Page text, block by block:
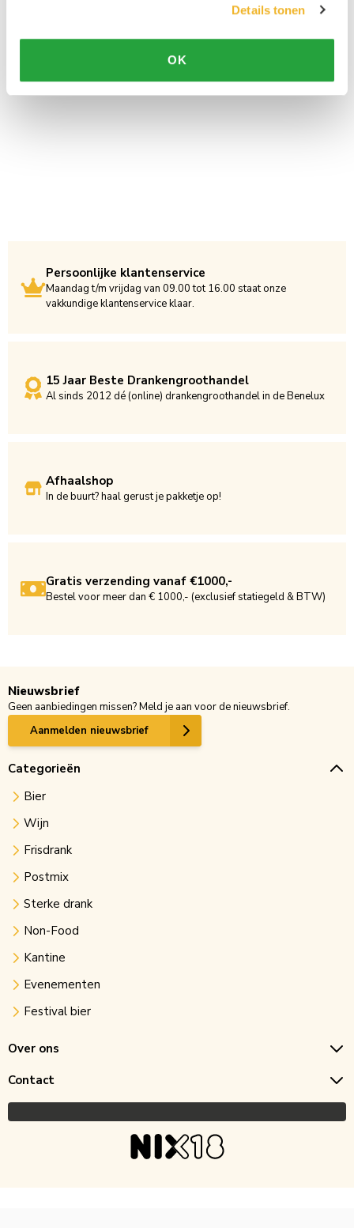
Details tonen
OK
Persoonlijke klantenservice
Maandag t/m vrijdag van 09.00 tot 16.00 staat onze
vakkundige klantenservice klaar.
15 Jaar Beste Drankengroothandel
Al sinds 2012 dé (online) drankengroothandel in de Benelux
Afhaalshop
In de buurt? haal gerust je pakketje op!
Gratis verzending vanaf €1000,-
Bestel voor meer dan € 1000,- (exclusief statiegeld & BTW)
Nieuwsbrief
Geen aanbiedingen missen? Meld je aan voor de nieuwsbrief.
Aanmelden nieuwsbrief
Categorieën
Bier
Wijn
Frisdrank
Postmix
Sterke drank
Non-Food
Kantine
Evenementen
Festival bier
Over ons
Contact